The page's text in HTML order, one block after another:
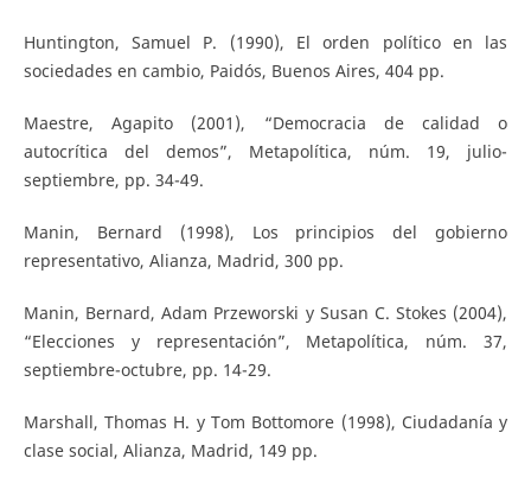
Huntington, Samuel P. (1990), El orden político en las
sociedades en cambio, Paidós, Buenos Aires, 404 pp.
Maestre, Agapito (2001), “Democracia de calidad o
autocrítica del demos”, Metapolítica, núm. 19, julio-
septiembre, pp. 34-49.
Manin, Bernard (1998), Los principios del gobierno
representativo, Alianza, Madrid, 300 pp.
Manin, Bernard, Adam Przeworski y Susan C. Stokes (2004),
“Elecciones y representación”, Metapolítica, núm. 37,
septiembre-octubre, pp. 14-29.
Marshall, Thomas H. y Tom Bottomore (1998), Ciudadanía y
clase social, Alianza, Madrid, 149 pp.